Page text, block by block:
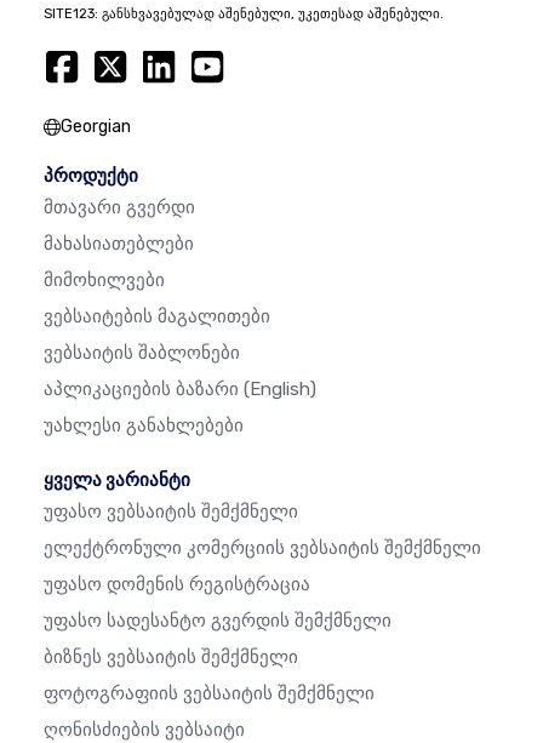
SITE123: განსხვავებულად აშენებული, უკეთესად აშენებული.
Georgian
პროდუქტი
Მთავარი Გვერდი
Მახასიათებლები
Მიმოხილვები
Ვებსაიტების Მაგალითები
Ვებსაიტის Შაბლონები
Აპლიკაციების Ბაზარი (English)
Უახლესი Განახლებები
ყველა ვარიანტი
Უფასო Ვებსაიტის Შემქმნელი
Ელექტრონული Კომერციის Ვებსაიტის Შემქმნელი
Უფასო Დომენის Რეგისტრაცია
Უფასო Სადესანტო Გვერდის Შემქმნელი
Ბიზნეს Ვებსაიტის Შემქმნელი
Ფოტოგრაფიის Ვებსაიტის Შემქმნელი
Ღონისძიების Ვებსაიტი